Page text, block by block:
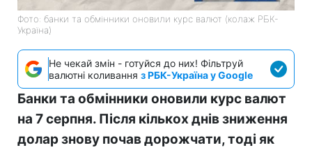
Фото: банки та обмінники оновили курс валют (колаж РБК-
Україна)
Не чекай змін - готуйся до них! Фільтруй
валютні коливання з РБК-Україна у Google
Банки та обмінники оновили курс валют
на 7 серпня. Після кількох днів зниження
долар знову почав дорожчати, тоді як